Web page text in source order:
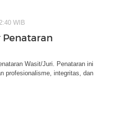
WIB
Penataran
Wasit/Juri. Penataran ini
profesionalisme, integritas, dan